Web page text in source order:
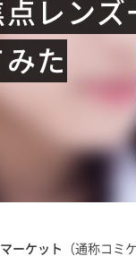
レンズ
た
ーケット
（通称コミ